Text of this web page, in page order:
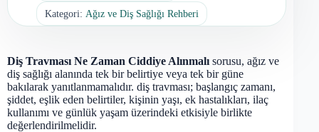
Kategori: Ağız ve Diş Sağlığı Rehberi
Diş Travması Ne Zaman Ciddiye Alınmalı sorusu, ağız ve
diş sağlığı alanında tek bir belirtiye veya tek bir güne
bakılarak yanıtlanmamalıdır. diş travması; başlangıç zamanı,
şiddet, eşlik eden belirtiler, kişinin yaşı, ek hastalıkları, ilaç
kullanımı ve günlük yaşam üzerindeki etkisiyle birlikte
değerlendirilmelidir.